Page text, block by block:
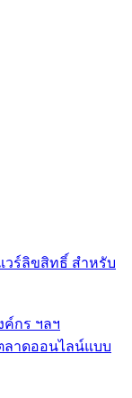
กร ฯลฯ